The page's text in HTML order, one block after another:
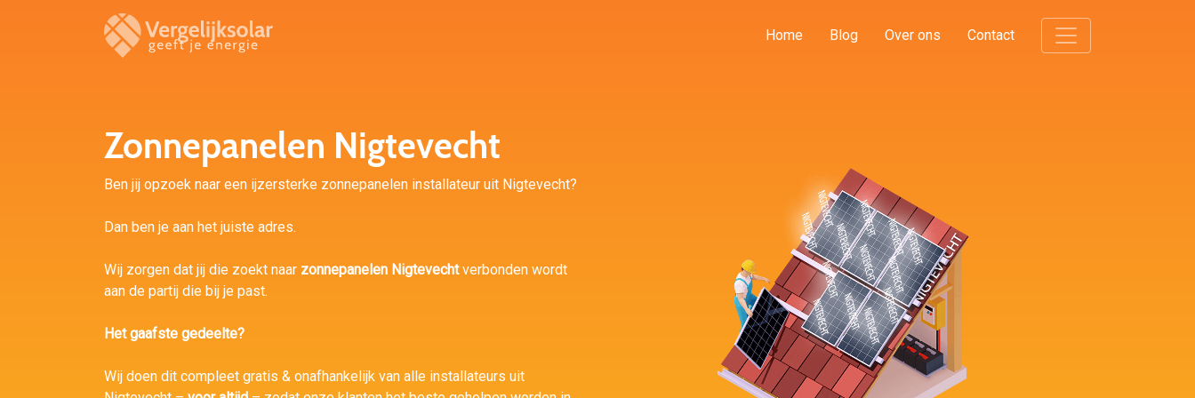
Home Blog Over ons Contact
Zonnepanelen Nigtevecht
Ben jij opzoek naar een ijzersterke zonnepanelen installateur uit Nigtevecht?
Dan ben je aan het juiste adres.
Wij zorgen dat jij die zoekt naar zonnepanelen Nigtevechtverbonden wordt
aan de partij die bij je past.
Het gaafste gedeelte?
Wij doen dit compleet gratis & onafhankelijk van alle installateurs uit